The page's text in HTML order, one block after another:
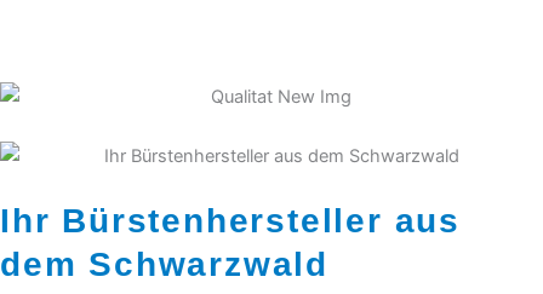
Ihr Bürstenhersteller aus
dem Schwarzwald